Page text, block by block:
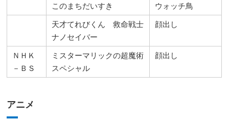
このまちだいすき
ウォッチ鳥
天才てれびくん 救命戦士
ナノセイバー
顔出し
ＮＨＫ
－ＢＳ
ミスターマリックの超魔術
スペシャル
顔出し
アニメ